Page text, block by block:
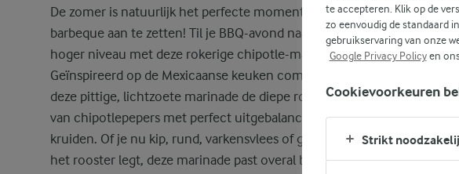
De zomer is natuurlijk het perfecte moment om de
barbeque aan te zetten! Til je BBQ-avond naar een
hoger niveau met deze rokerige chipotle-marinade.
Geïnspireerd op de Mexicaanse keuken combineert
deze pittige, lichtzoete marinade de diepe rooksmaak
van chipotlepepers met perfect uitgebalanceerde
kruiden. Of je nu kip, rund, varkensvlees of groenten op
het rooster legt, deze marinade past overal bij!
te accepteren. Klik op de
zo eenvoudig de standaard
gebruikservaring van onze
Google Privacy Policyen
Cookievoorkeuren
Strikt